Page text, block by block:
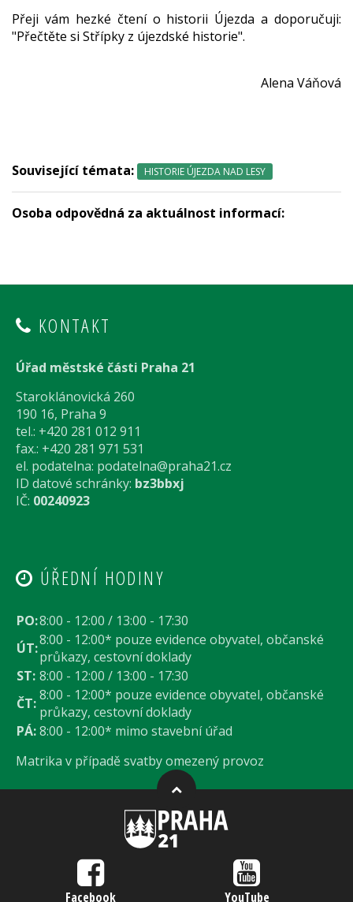
Přeji vám hezké čtení o historii Újezda a doporučuji:
"Přečtěte si Střípky z újezdské historie".
Alena Váňová
Související témata: HISTORIE ÚJEZDA NAD LESY
Osoba odpovědná za aktuálnost informací:
KONTAKT
Úřad městské části Praha 21
Staroklánovická 260
190 16, Praha 9
tel.: +420 281 012 911
fax.: +420 281 971 531
el. podatelna: podatelna@praha21.cz
ID datové schránky: bz3bbxj
IČ: 00240923
ÚŘEDNÍ HODINY
PO:8:00 - 12:00 / 13:00 - 17:30
ÚT:8:00 - 12:00* pouze evidence obyvatel, občanské
průkazy, cestovní doklady
ST: 8:00 - 12:00 / 13:00 - 17:30
ČT:8:00 - 12:00* pouze evidence obyvatel, občanské
průkazy, cestovní doklady
PÁ:8:00 - 12:00* mimo stavební úřad
Matrika v případě svatby omezený provoz
Facebook YouTube